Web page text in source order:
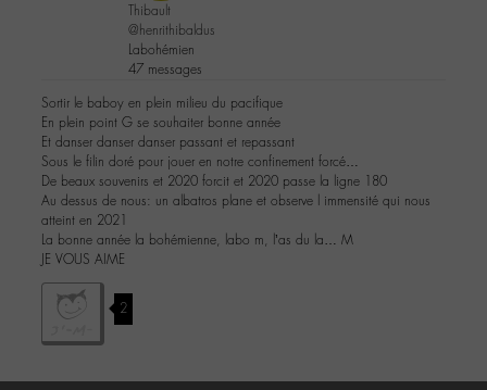
Thibault
@henrithibaldus
Labohémien
47 messages
Sortir le baboy en plein milieu du pacifique
En plein point G se souhaiter bonne année
Et danser danser danser passant et repassant
Sous le filin doré pour jouer en notre confinement forcé…
De beaux souvenirs et 2020 forcit et 2020 passe la ligne 180
Au dessus de nous: un albatros plane et observe l immensité qui nous
atteint en 2021
La bonne année la bohémienne, labo m, l’as du la… M
JE VOUS AIME
2